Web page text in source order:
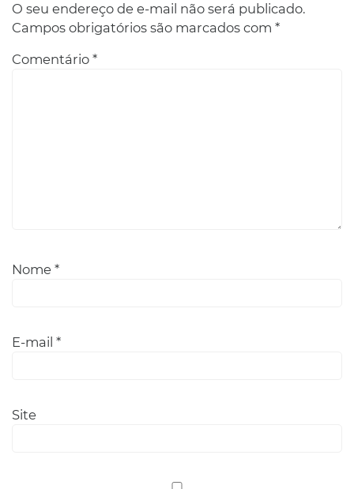
O seu endereço de e-mail não será publicado.
Campos obrigatórios são marcados com *
Comentário *
Nome *
E-mail *
Site